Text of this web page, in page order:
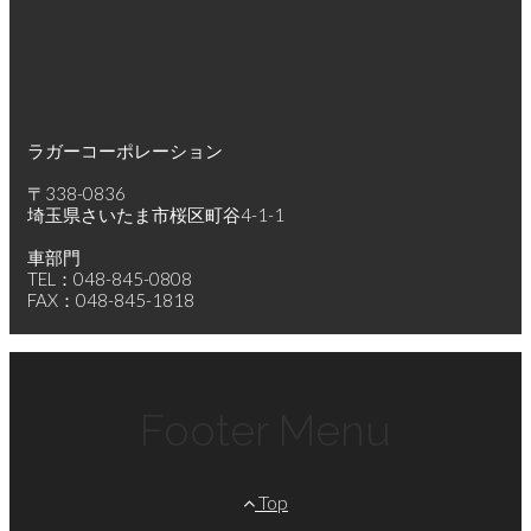
ラガーコーポレーション
〒338-0836
埼玉県さいたま市桜区町谷4-1-1
車部門
TEL：048-845-0808
FAX：048-845-1818
Top